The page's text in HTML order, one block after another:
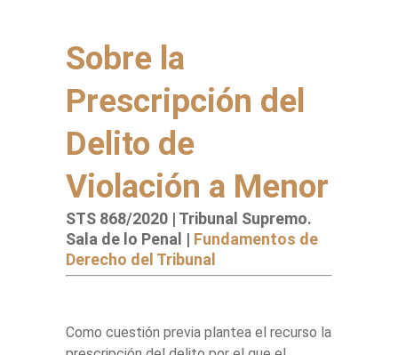
Sobre la
Prescripción del
Delito de
Violación a Menor
STS 868/2020 | Tribunal Supremo.
Sala de lo Penal | Fundamentos de
Derecho del Tribunal
Como cuestión previa plantea el recurso la